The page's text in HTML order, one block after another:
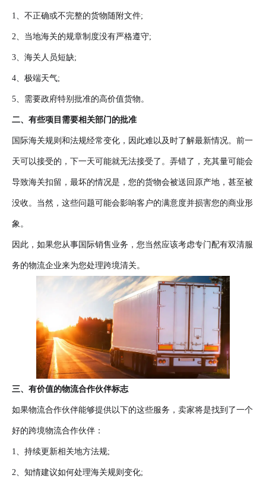
1、不正确或不完整的货物随附文件;
2、当地海关的规章制度没有严格遵守;
3、海关人员短缺;
4、极端天气;
5、需要政府特别批准的高价值货物。
二、有些项目需要相关部门的批准
国际海关规则和法规经常变化，因此难以及时了解最新情况。前一
天可以接受的，下一天可能就无法接受了。弄错了，充其量可能会
导致海关扣留，最坏的情况是，您的货物会被送回原产地，甚至被
没收。当然，这些问题可能会影响客户的满意度并损害您的商业形
象。
因此，如果您从事国际销售业务，您当然应该考虑专门配有双清服
务的物流企业来为您处理跨境清关。
三、有价值的物流合作伙伴标志
如果物流合作伙伴能够提供以下的这些服务，卖家将是找到了一个
好的跨境物流合作伙伴：
1、持续更新相关地方法规;
2、知情建议如何处理海关规则变化;